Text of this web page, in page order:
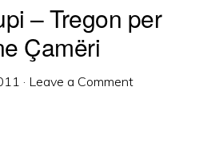
– Tregon per
Çamëri
· Leave a Comment